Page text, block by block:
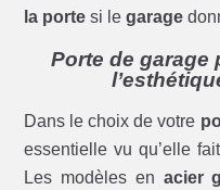
la porte si legarage
Porte de garage
Dans le choix de votre
essentielle vu qu’elle
Les modèles en acier